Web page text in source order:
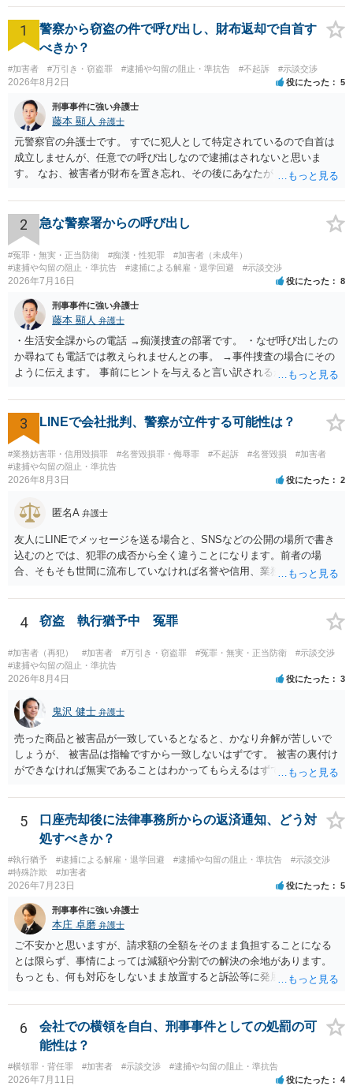
1
警察から窃盗の件で呼び出し、財布返却で自首す
べきか？
#加害者 #万引き・窃盗罪 #逮捕や勾留の阻止・準抗告 #不起訴 #示談交渉
2026年8月2日 役にたった 5
刑事事件に強い弁護士
藤本 顯人 弁護士
元警察官の弁護士です。 すでに犯人として特定されているので自首は
成立しませんが、任意での呼び出しなので逮捕はされないと思いま
す。 なお、被害者が財布を置き忘れ、その後にあなたがトイレに入
と言い逃れはかなり厳しいものと思います。
2 急な警察署からの呼び出し
#冤罪・無実・正当防衛 #痴漢・性犯罪
#加害者（未成年）
#逮捕や勾留の阻止・準抗告
#逮捕による解雇・退学回避 #示談交渉
2026年7月16日 役にたった 8
刑事事件に強い弁護士
藤本 顯人 弁護士
・生活安全課からの電話 →痴漢捜査の部署です。 ・なぜ呼び出したの
か尋ねても電話では教えられませんとの事。 →事件捜査の場合にその
ように伝えます。 事前にヒントを与えると言い訳されるからです。 ・
たり →やはり痴漢として疑われているのでは。 そもそも痴漢をやって
ないのであれば、何も疑われる筋合いは無いわけですし狼狽える必要
はないですね。
3 LINEで会社批判、警察が立件する可能性は？
#業務妨害罪・信用毀損罪 #名誉毀損罪・侮辱罪 #不起訴 #名誉毀損
#加害者
#逮捕や勾留の阻止・準抗告
2026年8月3日 役にたった 2
匿名A 弁護士
友人にLINEでメッセージを送る場合と、SNSなどの公開の場所で書き
込むのとでは、犯罪の成否から全く違うことになります。前者の場
合、そもそも世間に流布していなければ名誉や信用、業務にかかる犯
4 窃盗 執行猶予中 冤罪
#加害者（再犯） #加害者 #万引き・窃盗罪 #冤罪・無実・正当防衛
#示談交渉
#逮捕や勾留の阻止・準抗告
2026年8月4日 役にたった 3
鬼沢 健士 弁護士
売った商品と被害品が一致しているとなると、かなり弁解が苦しいで
しょうが、 被害品は指輪ですから一致しないはずです。 被害の裏付け
ができなければ無実であることはわかってもらえるはずです。
5
口座売却後に法律事務所からの返済通知、どう対
処すべきか？
#執行猶予 #逮捕による解雇・退学回避 #逮捕や勾留の阻止・準抗告
#示談交渉
#特殊詐欺
#加害者
2026年7月23日 役にたった 5
刑事事件に強い弁護士
本庄 卓磨 弁護士
ご不安かと思いますが、請求額の全額をそのまま負担することになる
とは限らず、事情によっては減額や分割での解決の余地があります。
もっとも、何も対応をしないまま放置すると訴訟等に発展してしまう
めします。
6
会社での横領を自白、刑事事件としての処罰の可
能性は？
#横領罪・背任罪 #加害者 #示談交渉 #逮捕や勾留の阻止・準抗告
2026年7月11日 役にたった 4